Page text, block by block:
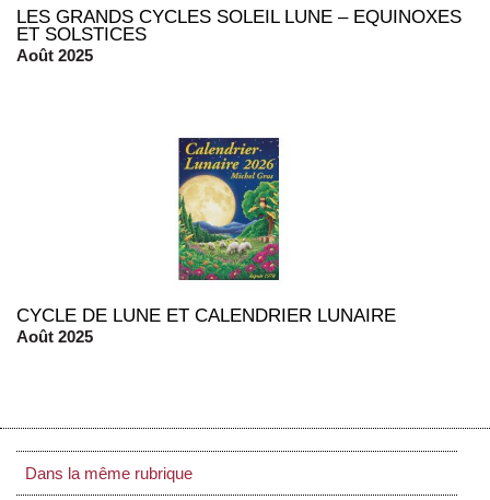
LES GRANDS CYCLES SOLEIL LUNE – EQUINOXES
ET SOLSTICES
Août 2025
CYCLE DE LUNE ET CALENDRIER LUNAIRE
Août 2025
Dans la même rubrique